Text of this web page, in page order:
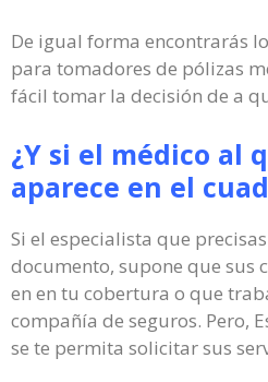
De igual forma encontrarás
para tomadores de pólizas
fácil tomar la decisión de a
¿Y si el médico al
aparece en el
Si el especialista que
documento, supone que sus
en en tu cobertura o que
compañía de seguros. Pero,
se te permita solicitar sus